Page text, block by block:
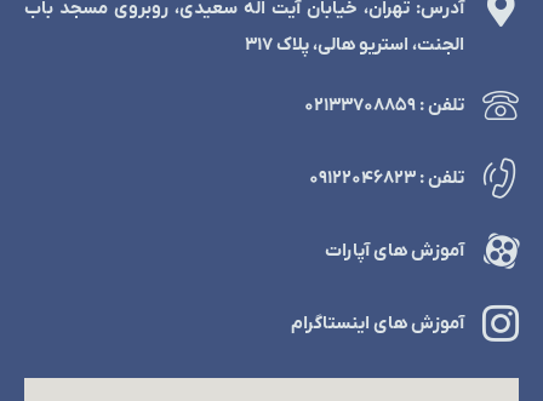
آدرس: تهران، خیابان آیت اله سعیدی، روبروی مسجد باب
الجنت، استریو هالی، پلاک 317
تلفن : ۰۲۱۳۳۷۰۸۸۵۹
تلفن : ۰۹۱۲۲۰۴۶۸۲۳
آموزش های آپارات
آموزش های اینستاگرام